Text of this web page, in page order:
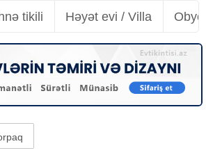
tikili Həyət evi / Villa